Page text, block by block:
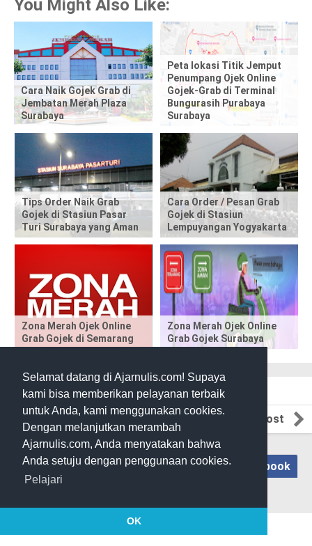
Selamat datang di Ajarnulis.com! Supaya
kami bisa memberikan pelayanan terbaik
untuk Anda, kami menggunakan cookies.
Dengan melanjutkan merambah
Ajarnulis.com, Anda menyatakan bahwa
Anda setuju dengan penggunaan cookies.
Pelajari
OK
r
e
t
h
i
s
p
o
s
p
e
a
e
You Might Also Like:
Cara Naik Gojek Grab di
Jembatan Merah Plaza
Surabaya
Peta lokasi Titik Jemput
Penumpang Ojek Online
Gojek-Grab di Terminal
Bungurasih Purabaya
Surabaya
Tips Order Naik Grab
Gojek di Stasiun Pasar
Turi Surabaya yang Aman
Cara Order / Pesan Grab
Gojek di Stasiun
Lempuyangan Yogyakarta
Zona Merah Ojek Online
Grab Gojek di Semarang
Zona Merah Ojek Online
Grab Gojek Surabaya
Next Post
Previous Post
Facebook
Blogger
Disqus